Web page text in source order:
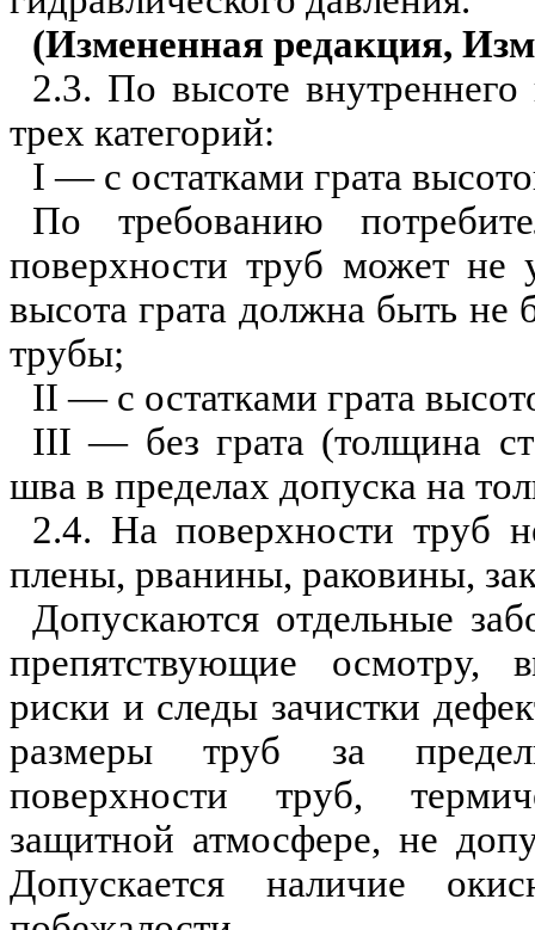
(Измененная редакция,
2.3. По высоте внутреннего
трех категорий:
I — с остатками грата
По требованию
поверхноститруб может не
высота грата должна быть не
трубы;
II — с остатками грата
III — без грата (толщина
шва в пределах допуска на
2.4. На поверхности труб
плены, рванины, раковины,
Допускаются отдельные
препятствующие осмотру,
риски и следы зачистки
размеры труб за
поверхности труб,
защитной атмосфере, не
Допускается наличие